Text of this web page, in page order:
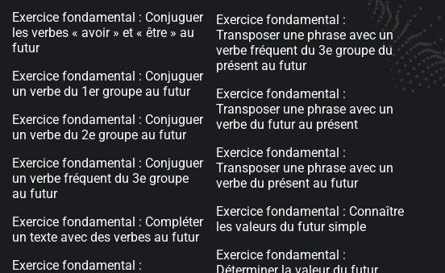
Exercice fondamental : Conjuguer
les verbes « avoir » et « être » au
futur
Exercice fondamental : Conjuguer
un verbe du 1er groupe au futur
Exercice fondamental : Conjuguer
un verbe du 2e groupe au futur
Exercice fondamental : Conjuguer
un verbe fréquent du 3e groupe
au futur
Exercice fondamental : Compléter
un texte avec des verbes au futur
Exercice fondamental :
Exercice fondamental :
Transposer une phrase avec un
verbe fréquent du 3e groupe du
présent au futur
Exercice fondamental :
Transposer une phrase avec un
verbe du futur au présent
Exercice fondamental :
Transposer une phrase avec un
verbe du présent au futur
Exercice fondamental : Connaître
les valeurs du futur simple
Exercice fondamental :